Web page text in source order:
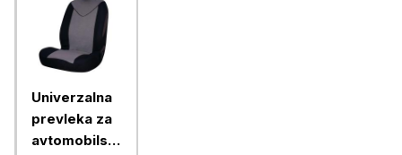
Univerzalna
prevleka za
avtomobilski